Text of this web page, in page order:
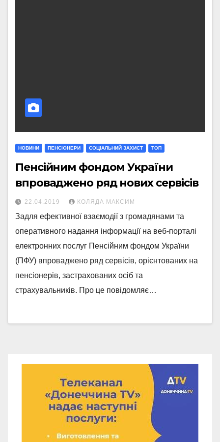
НОВИНИ ПЕНСІОНЕРИ СОЦІАЛЬНИЙ ЗАХИСТ ТОП
Пенсійним фондом України
впроваджено ряд нових сервісів
22.04.2019 КОЛЯДА МАКСИМ
Задля ефективної взаємодії з громадянами та
оперативного надання інформації на веб-порталі
електронних послуг Пенсійним фондом України
(ПФУ) впроваджено ряд сервісів, орієнтованих на
пенсіонерів, застрахованих осіб та
страхувальників. Про це повідомляє…